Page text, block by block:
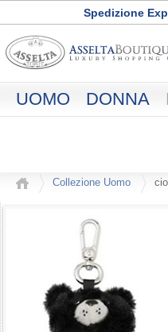
Buono sconto di 50
UOMO DONNA
Collezione Uomo